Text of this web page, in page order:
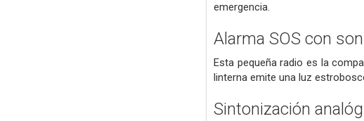
emergencia.
Alarma SOS con
Esta pequeña radio es la
linterna emite una luz
Sintonización